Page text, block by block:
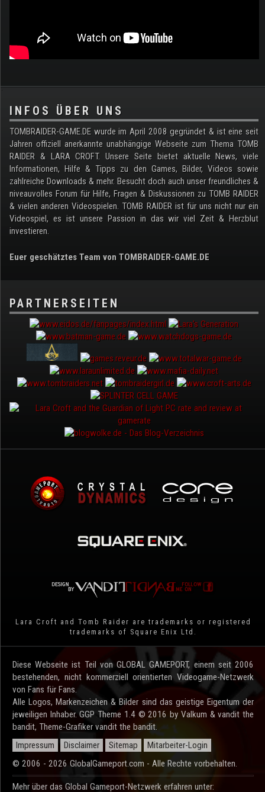
.
INFOS ÜBER UNS
TOMBRAIDER-GAME.DE wurde im April 2008 gegründet & ist eine seit
Jahren offiziell anerkannte unabhängige Webseite zum Thema TOMB
RAIDER & LARA CROFT. Unsere Seite bietet aktuelle News, viele
Informationen, Hilfe & Tipps zu den Games, Bilder, Videos sowie
zahlreiche Downloads & mehr. Besucht doch auch unser freundliches &
niveauvolles Forum für Hilfe, Fragen & Diskussionen zu TOMB RAIDER
& vielen anderen Videospielen. TOMB RAIDER ist für uns nicht nur ein
Videospiel, es ist unsere Passion in das wir viel Zeit & Herzblut
investieren.
Euer geschätztes Team von TOMBRAIDER-GAME.DE
PARTNERSEITEN
Lara Croft and Tomb Raider are trademarks or registered
trademarks of Square Enix Ltd.
Diese Webseite ist Teil von GLOBAL GAMEPORT, einem seit 2006
bestehenden, nicht kommerziell orientierten Videogame-Netzwerk
von Fans für Fans.
Alle Logos, Markenzeichen & Bilder sind das geistige Eigentum der
jeweiligen Inhaber. GGP Theme 1.4 © 2016 by Valkum & vandit the
bandit, Theme-Grafiker vandit the bandit.
Impressum
Disclaimer Sitemap
Mitarbeiter-Login
© 2006 - 2026 GlobalGameport.com - Alle Rechte vorbehalten.
Mehr über das Global Gameport-Netzwerk erfahren unter: